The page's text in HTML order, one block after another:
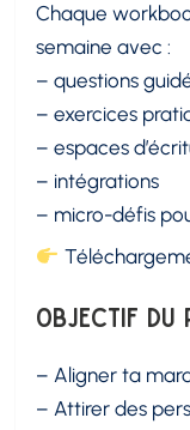
Chaque
semaine avec :
– questions
– exercices
– espaces
– intégrations
– micro-défis
Objectif du
– Aligner ta
– Attirer des